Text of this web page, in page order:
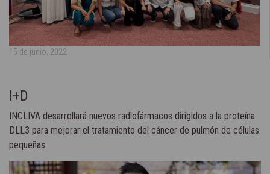
15 de junio, 2022
I+D
INCLIVA desarrollará nuevos radiofármacos dirigidos a la proteína
DLL3 para mejorar el tratamiento del cáncer de pulmón de células
pequeñas